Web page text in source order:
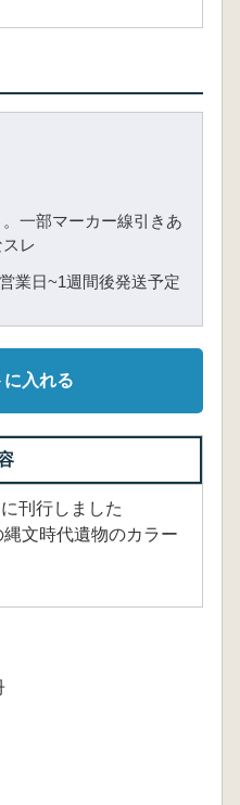
一部マーカー線引きあ
レ
業日~1週間後発送予定
に入れる
刊行しました
文時代遺物のカラー